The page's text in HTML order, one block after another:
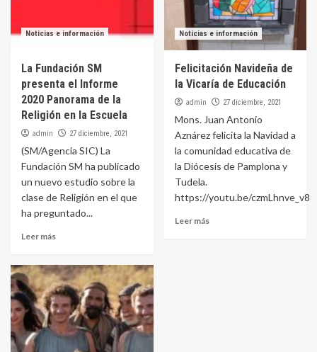
Noticias e información
La Fundación SM
presenta el Informe
2020 Panorama de la
Religión en la Escuela
admin 27 diciembre, 2021
(SM/Agencia SIC) La
Fundación SM ha publicado
un nuevo estudio sobre la
clase de Religión en el que
ha preguntado...
Leer más
Noticias e información
Felicitación Navideña de
la Vicaría de Educación
admin 27 diciembre, 2021
Mons. Juan Antonio
Aznárez felicita la Navidad a
la comunidad educativa de
la Diócesis de Pamplona y
Tudela.
https://youtu.be/czmLhnve_v8
Leer más